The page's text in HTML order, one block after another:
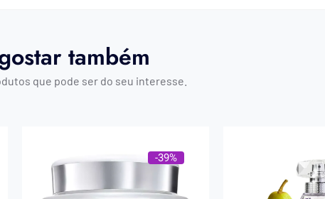
também
que pode ser do seu interesse.
-39%